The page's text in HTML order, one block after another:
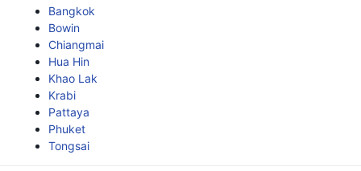
Bangkok
Bowin
Chiangmai
Hua Hin
Khao Lak
Krabi
Pattaya
Phuket
Tongsai